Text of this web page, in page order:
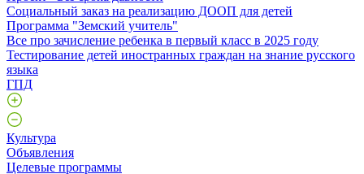
Социальный заказ на реализацию ДООП для детей
Программа "Земский учитель"
Все про зачисление ребенка в первый класс в 2025 году
Тестирование детей иностранных граждан на знание русского
языка
ГПД
Культура
Объявления
Целевые программы